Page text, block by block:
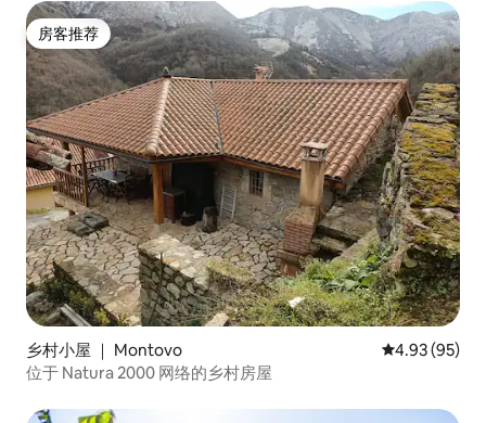
房客推荐
房客推荐
乡村小屋 ｜ Montovo 平均评分
4.93 (95)
位于 Natura 2000 网络的乡村房屋